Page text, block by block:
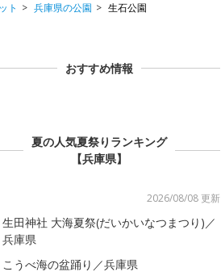
ト 兵庫県の公園 生石公園
おすすめ情報
夏の人気夏祭りランキング
【兵庫県】
2026/08/08 更新
生田神社 大海夏祭(だいかいなつまつり)／
兵庫県
こうべ海の盆踊り／兵庫県